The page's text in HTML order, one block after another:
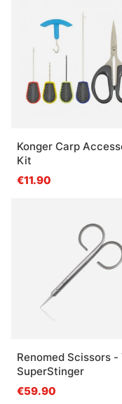
motorisées, cette
régler la profondeur
touches parfois
équipement propre,
Si un article manque
présente, mieux vaut
» Retour aux
Questions
Qu’est-ce que
Qu’est-ce
Qu’est-ce
traîne ?
Konger Carp
Kit
€11.90
Renomed Scissors -
SuperStinger
€59.90